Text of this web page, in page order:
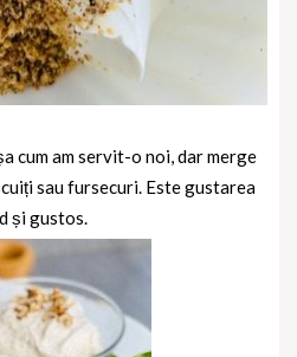
cum am servit-o noi, dar merge
sau fursecuri. Este gustarea
și gustos.